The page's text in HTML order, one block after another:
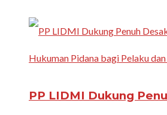
PP LIDMI Dukung